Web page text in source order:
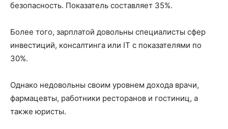
безопасность. Показатель составляет 35%.
Более того, зарплатой довольны специалисты сфер
инвестиций, консалтинга или IT с показателями по
30%.
Однако недовольны своим уровнем дохода врачи,
фармацевты, работники ресторанов и гостиниц, а
также юристы.